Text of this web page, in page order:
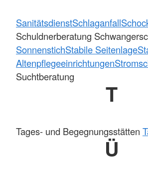
SanitätsdienstSchlaganfall
Schuldnerberatung
SonnenstichStabile Seitenlage
Altenpflegeeinrichtungen
Suchtberatung
T
Tages- und Begegnungsstätten
Ü